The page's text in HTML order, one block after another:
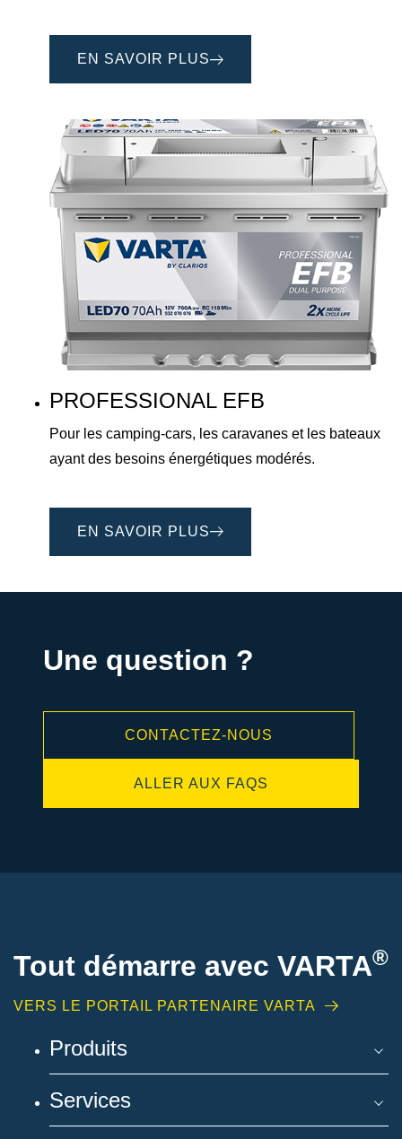
EN SAVOIR PLUS
PROFESSIONAL EFB
Pour les camping-cars, les caravanes et les bateaux
ayant des besoins énergétiques modérés.
EN SAVOIR PLUS
Une question ?
CONTACTEZ-NOUS
ALLER AUX FAQS
Tout démarre avec VARTA®
VERS LE PORTAIL PARTENAIRE VARTA
Produits
Services